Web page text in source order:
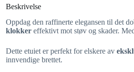
Beskrivelse
Oppdag den raffinerte elegansen til det
klokker effektivt mot støv og skader.
Dette etuiet er perfekt for elskere av
innvendige brettet.